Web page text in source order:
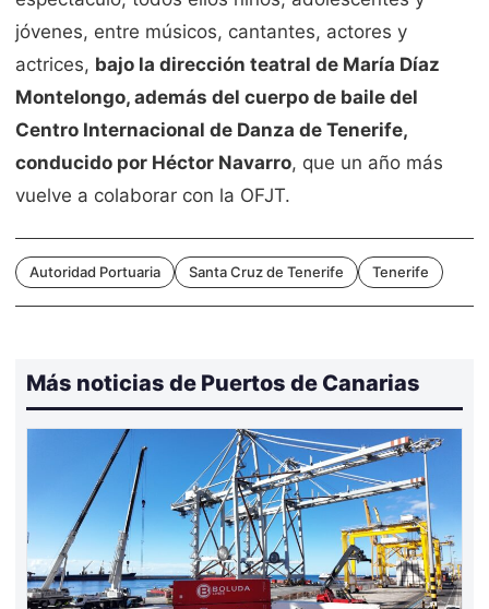
jóvenes, entre músicos, cantantes, actores y
actrices, bajo la dirección teatral de María Díaz
Montelongo, además del cuerpo de baile del
Centro Internacional de Danza de Tenerife,
conducido por Héctor Navarro, que un año más
vuelve a colaborar con la OFJT.
Autoridad Portuaria Santa Cruz de Tenerife Tenerife
Más noticias de Puertos de Canarias